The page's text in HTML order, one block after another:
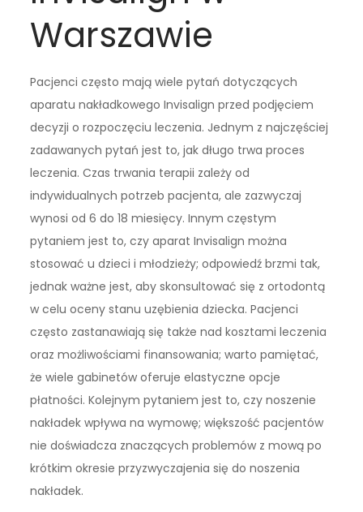
Warszawie
Pacjenci często mają wiele pytań dotyczących
aparatu nakładkowego Invisalign przed podjęciem
decyzji o rozpoczęciu leczenia. Jednym z najczęściej
zadawanych pytań jest to, jak długo trwa proces
leczenia. Czas trwania terapii zależy od
indywidualnych potrzeb pacjenta, ale zazwyczaj
wynosi od 6 do 18 miesięcy. Innym częstym
pytaniem jest to, czy aparat Invisalign można
stosować u dzieci i młodzieży; odpowiedź brzmi tak,
jednak ważne jest, aby skonsultować się z ortodontą
w celu oceny stanu uzębienia dziecka. Pacjenci
często zastanawiają się także nad kosztami leczenia
oraz możliwościami finansowania; warto pamiętać,
że wiele gabinetów oferuje elastyczne opcje
płatności. Kolejnym pytaniem jest to, czy noszenie
nakładek wpływa na wymowę; większość pacjentów
nie doświadcza znaczących problemów z mową po
krótkim okresie przyzwyczajenia się do noszenia
nakładek.